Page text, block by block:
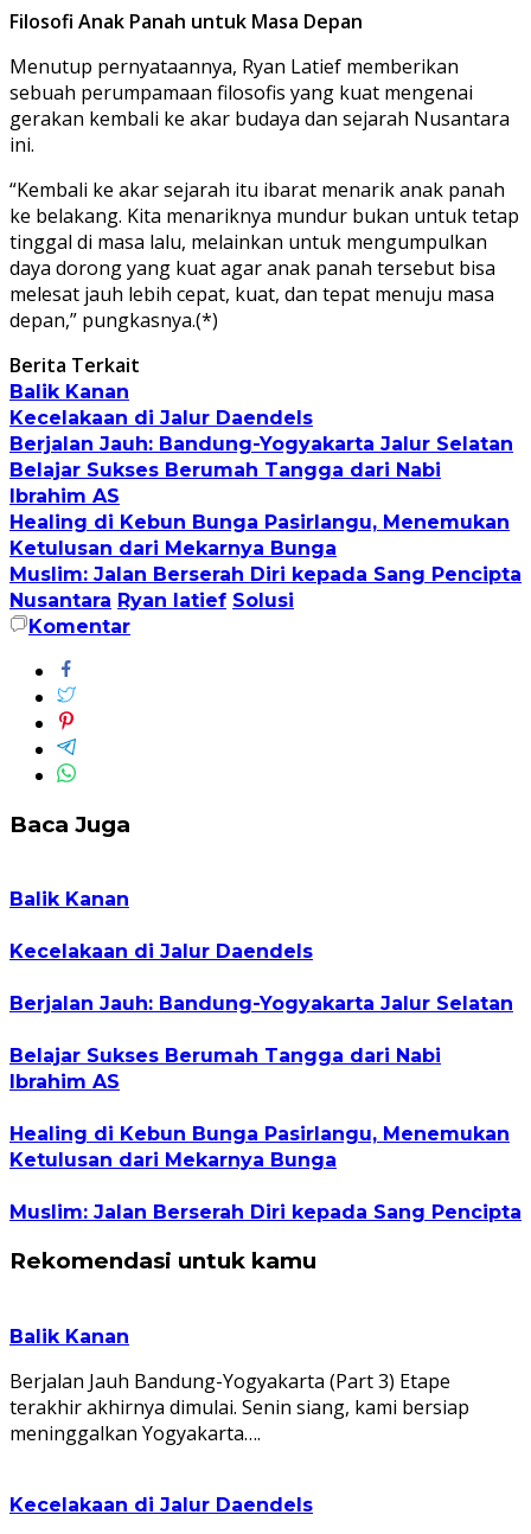
Filosofi Anak Panah untuk Masa Depan
Menutup pernyataannya, Ryan Latief memberikan
sebuah perumpamaan filosofis yang kuat mengenai
gerakan kembali ke akar budaya dan sejarah Nusantara
ini.
“Kembali ke akar sejarah itu ibarat menarik anak panah
ke belakang. Kita menariknya mundur bukan untuk tetap
tinggal di masa lalu, melainkan untuk mengumpulkan
daya dorong yang kuat agar anak panah tersebut bisa
melesat jauh lebih cepat, kuat, dan tepat menuju masa
depan,” pungkasnya.(*)
Berita Terkait
Balik Kanan
Kecelakaan di Jalur Daendels
Berjalan Jauh: Bandung-Yogyakarta Jalur Selatan
Belajar Sukses Berumah Tangga dari Nabi
Ibrahim AS
Healing di Kebun Bunga Pasirlangu, Menemukan
Ketulusan dari Mekarnya Bunga
Muslim: Jalan Berserah Diri kepada Sang Pencipta
Nusantara Ryan latief Solusi
Komentar
Baca Juga
Balik Kanan
Kecelakaan di Jalur Daendels
Berjalan Jauh: Bandung-Yogyakarta Jalur Selatan
Belajar Sukses Berumah Tangga dari Nabi
Ibrahim AS
Healing di Kebun Bunga Pasirlangu, Menemukan
Ketulusan dari Mekarnya Bunga
Muslim: Jalan Berserah Diri kepada Sang Pencipta
Rekomendasi untuk kamu
Balik Kanan
Berjalan Jauh Bandung-Yogyakarta (Part 3) Etape
terakhir akhirnya dimulai. Senin siang, kami bersiap
meninggalkan Yogyakarta….
Kecelakaan di Jalur Daendels